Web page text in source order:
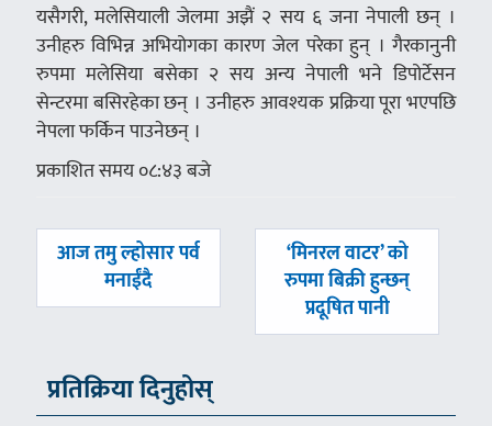
यसैगरी, मलेसियाली जेलमा अझैं २ सय ६ जना नेपाली छन् ।
उनीहरु विभिन्न अभियोगका कारण जेल परेका हुन् । गैरकानुनी
रुपमा मलेसिया बसेका २ सय अन्य नेपाली भने डिपोर्टेसन
सेन्टरमा बसिरहेका छन् । उनीहरु आवश्यक प्रक्रिया पूरा भएपछि
नेपला फर्किन पाउनेछन् ।
प्रकाशित समय ०८:४३ बजे
पछिल्लाे
आज तमु ल्होसार पर्व
मनाईंदै
अघिल्लाे
-
‘मिनरल वाटर’ को
रुपमा बिक्री हुन्छन्
प्रदूषित पानी
प्रतिक्रिया दिनुहोस्